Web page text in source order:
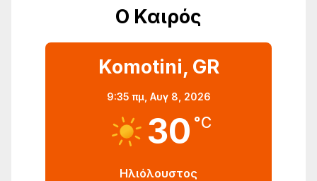
Ο Καιρός
Komotini, GR
9:35 πμ, Αυγ 8, 2026
30 °C
Ηλιόλουστος